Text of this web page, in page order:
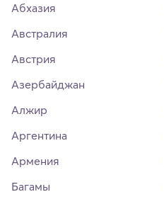
Абхазия
Австралия
Австрия
Азербайджан
Алжир
Аргентина
Армения
Багамы